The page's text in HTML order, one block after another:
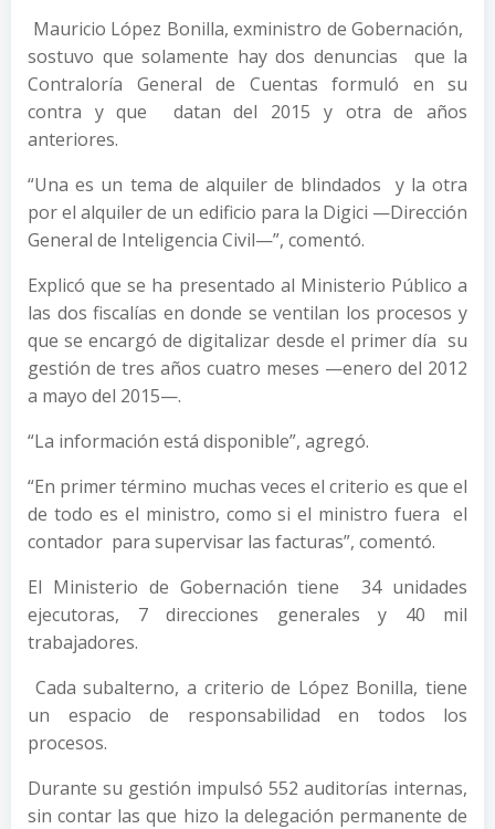
Mauricio López Bonilla, exministro de Gobernación,
sostuvo que solamente hay dos denuncias que la
Contraloría General de Cuentas formuló en su
contra y que datan del 2015 y otra de años
anteriores.
“Una es un tema de alquiler de blindados y la otra
por el alquiler de un edificio para la Digici —Dirección
General de Inteligencia Civil—”, comentó.
Explicó que se ha presentado al Ministerio Público a
las dos fiscalías en donde se ventilan los procesos y
que se encargó de digitalizar desde el primer día su
gestión de tres años cuatro meses —enero del 2012
a mayo del 2015—.
“La información está disponible”, agregó.
“En primer término muchas veces el criterio es que el
de todo es el ministro, como si el ministro fuera el
contador para supervisar las facturas”, comentó.
El Ministerio de Gobernación tiene 34 unidades
ejecutoras, 7 direcciones generales y 40 mil
trabajadores.
Cada subalterno, a criterio de López Bonilla, tiene
un espacio de responsabilidad en todos los
procesos.
Durante su gestión impulsó 552 auditorías internas,
sin contar las que hizo la delegación permanente de